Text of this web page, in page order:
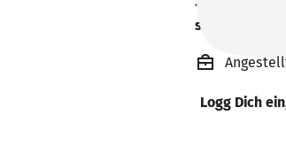
sucht ein
Logg Dich